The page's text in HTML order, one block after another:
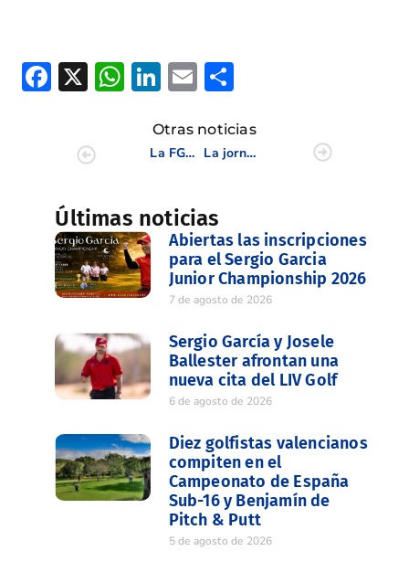
Facebook
X WhatsApp
LinkedIn
Email
Otras noticias
La FGCV se vuelca con aquellos que precisan de educación especial
La jornada de Esports Als Barris todo un éxito en el centro de Valencia
Últimas noticias
Abiertas las inscripciones
para el Sergio Garcia
Junior Championship 2026
7 de agosto de 2026
Sergio García y Josele
Ballester afrontan una
nueva cita del LIV Golf
6 de agosto de 2026
Diez golfistas valencianos
compiten en el
Campeonato de España
Sub-16 y Benjamín de
Pitch & Putt
5 de agosto de 2026